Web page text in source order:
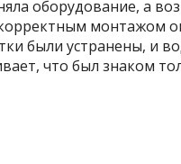
оборудование, а
монтажом
были устранены, и
что был знаком